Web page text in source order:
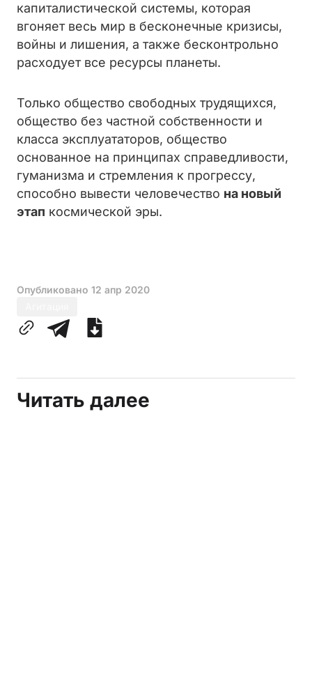
капиталистической системы, которая
вгоняет весь мир в бесконечные кризисы,
войны и лишения, а также бесконтрольно
расходует все ресурсы планеты.
Только общество свободных трудящихся,
общество без частной собственности и
класса эксплуататоров, общество
основанное на принципах справедливости,
гуманизма и стремления к прогрессу,
способно вывести человечество на новый
этап космической эры.
Опубликовано 12 апр 2020
Читать далее